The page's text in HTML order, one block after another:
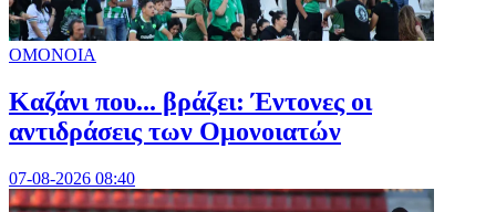
ΟΜΟΝΟΙΑ
Καζάνι που... βράζει: Έντονες οι
αντιδράσεις των Ομονοιατών
07-08-2026 08:40